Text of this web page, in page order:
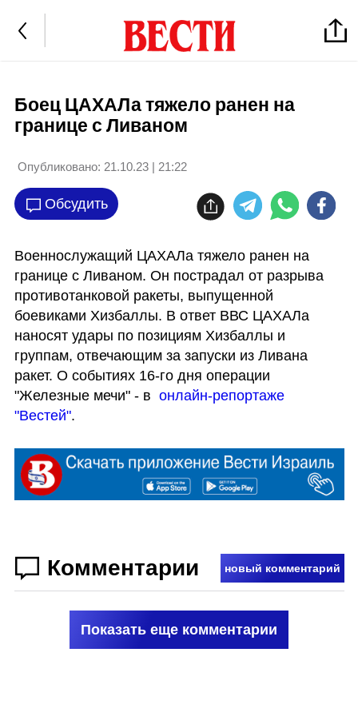
Боец ЦАХАЛа тяжело ранен на
границе с Ливаном
Опубликовано: 21.10.23 | 21:22
Обсудить
Военнослужащий ЦАХАЛа тяжело ранен на
границе с Ливаном. Он пострадал от разрыва
противотанковой ракеты, выпущенной
боевиками Хизбаллы. В ответ ВВС ЦАХАЛа
наносят удары по позициям Хизбаллы и
группам, отвечающим за запуски из Ливана
ракет. О событиях 16-го дня операции
"Железные мечи" - в онлайн-репортаже
"Вестей".
Комментарии новый комментарий
Показать еще комментарии